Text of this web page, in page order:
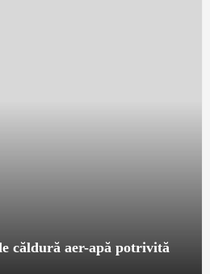
căldură aer-apă potrivită